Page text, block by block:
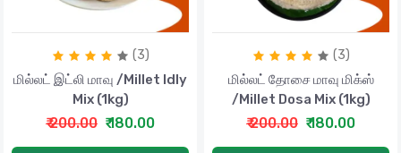
(3)
மில்லட் இட்லி மாவு /Millet Idly
Mix (1kg)
₹ 200.00 ₹ 180.00
(3)
மில்லட் தோசை மாவு மிக்ஸ்
/Millet Dosa Mix (1kg)
₹ 200.00 ₹ 180.00